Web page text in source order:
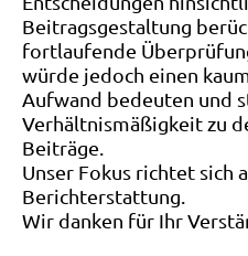
Beitragsgestaltung
fortlaufende
würde jedoch einen
Aufwand bedeuten und
Verhältnismäßigkeit zu
Beiträge.
Unser Fokus richtet sich
Berichterstattung.
Wir danken für Ihr